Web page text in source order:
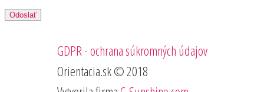
GDPR - ochrana súkromných údajov
Orientacia.sk © 2018